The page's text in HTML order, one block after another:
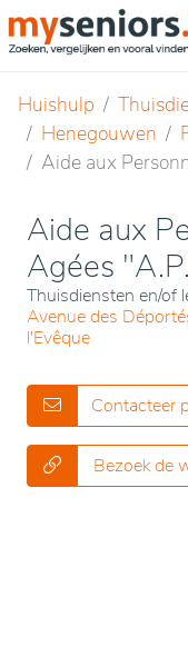
Huishulp
Henegouwen
Aide aux
Aide aux
Agées
Thuisdiensten en/of
Avenue des
l'Evêque
Contacteer
Bezoek de